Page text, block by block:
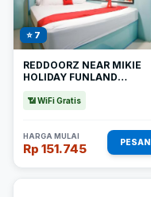
⭐ 7
REDDOORZ NEAR MIKIE
HOLIDAY FUNLAND
📶 WiFi Gratis
HARGA MULAI
Rp 151.745 PESAN